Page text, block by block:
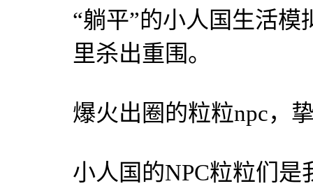
“躺平”的小人国生活
里杀出重围。
爆火出圈的粒粒npc，
小人国的NPC粒粒们